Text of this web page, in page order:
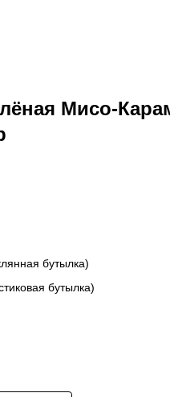
Мисо-
бутылка)
бутылка)